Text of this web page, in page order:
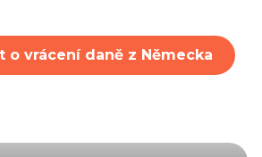
o vrácení daně z Německa